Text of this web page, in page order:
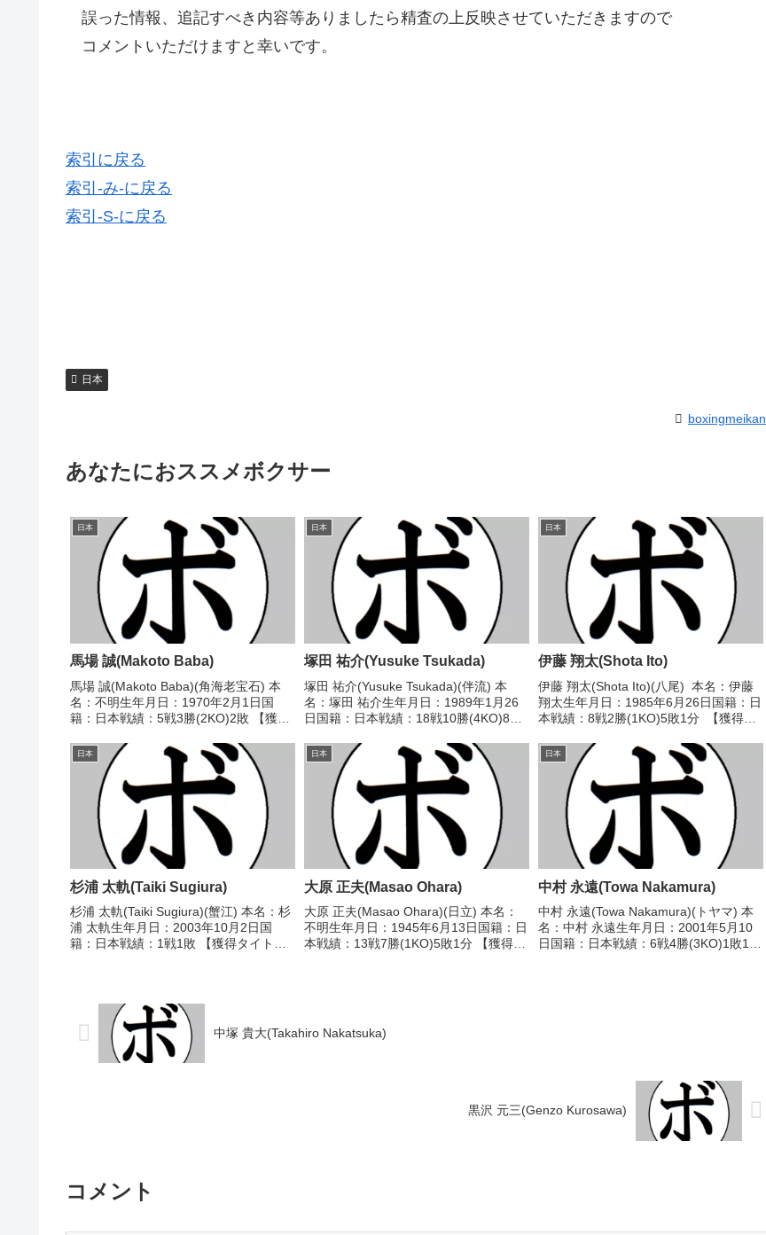
誤った情報、追記すべき内容等ありましたら精査の上反映させていただきますので
コメントいただけますと幸いです。
索引に戻る
索引-み-に戻る
索引-S-に戻る
日本
boxingmeikan
あなたにおススメボクサー
日本
馬場 誠(Makoto Baba)
馬場 誠(Makoto Baba)(角海老宝石) 本
名：不明生年月日：1970年2月1日国
籍：日本戦績：5戦3勝(2KO)2敗 【獲得
●4R判定 0-3(38-40、38-40、38-40)
諸...
日本
塚田 祐介(Yusuke Tsukada)
塚田 祐介(Yusuke Tsukada)(伴流) 本
名：塚田 祐介生年月日：1989年1月26
日国籍：日本戦績：18戦10勝(4KO)8
2010/11/24 ○1RTKO 村瀬 博之(イマ
オカ)2011/...
日本
伊藤 翔太(Shota Ito)
伊藤 翔太(Shota Ito)(八尾) 本名：伊藤
翔太生年月日：1985年6月26日国籍：日
本戦績：8戦2勝(1KO)5敗1分 【獲得タ
●3RTKO 冨田 大樹(堺東ミツキ)■2016
年...
日本
杉浦 太軌(Taiki Sugiura)
杉浦 太軌(Taiki Sugiura)(蟹江) 本名：杉
浦 太軌生年月日：2003年10月2日国
籍：日本戦績：1戦1敗 【獲得タイト
日本
大原 正夫(Masao Ohara)
大原 正夫(Masao Ohara)(日立) 本名：
不明生年月日：1945年6月13日国籍：日
本戦績：13戦7勝(1KO)5敗1分 【獲得タ
日本
中村 永遠(Towa Nakamura)
中村 永遠(Towa Nakamura)(トヤマ) 本
名：中村 永遠生年月日：2001年5月10
日国籍：日本戦績：6戦4勝(3KO)1敗1
中塚 貴大(Takahiro Nakatsuka)
黒沢 元三(Genzo Kurosawa)
コメント